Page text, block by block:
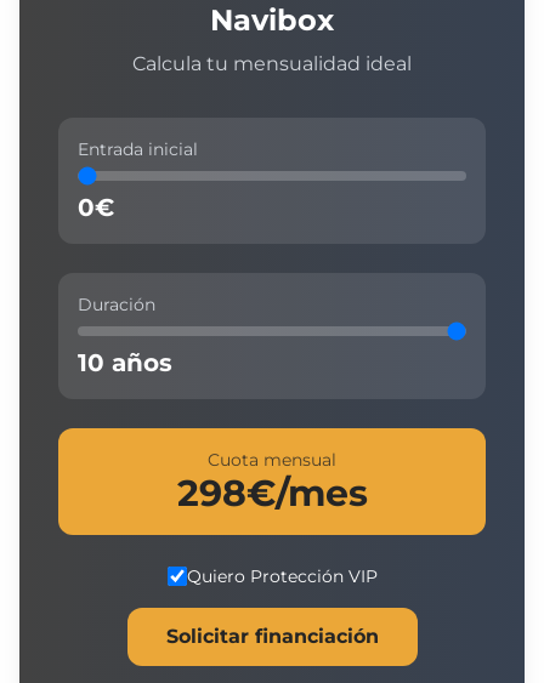
Navibox
Calcula tu mensualidad ideal
Entrada inicial
0€
Duración
10 años
Cuota mensual
298€/mes
Quiero Protección VIP
Solicitar financiación